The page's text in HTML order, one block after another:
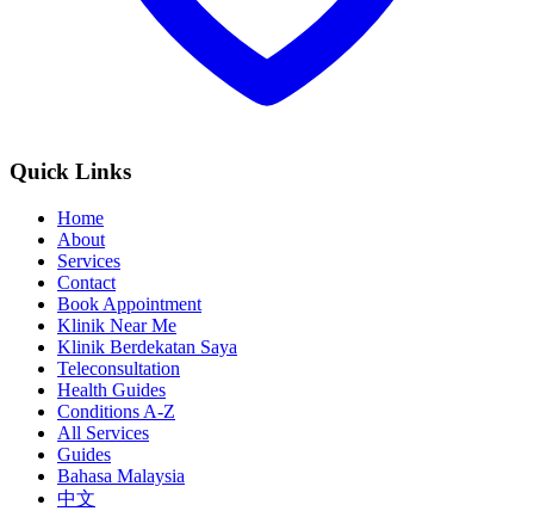
Quick Links
Home
About
Services
Contact
Book Appointment
Klinik Near Me
Klinik Berdekatan Saya
Teleconsultation
Health Guides
Conditions A-Z
All Services
Guides
Bahasa Malaysia
中文